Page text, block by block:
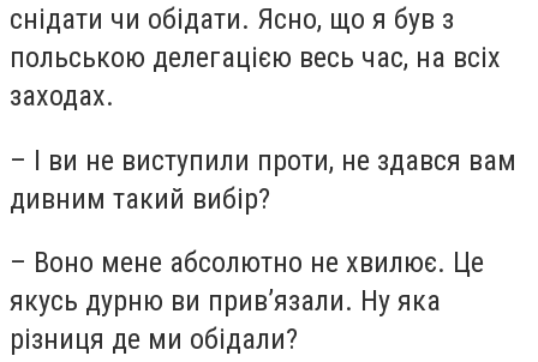
снідати чи обідати. Ясно, що я був з
польською делегацією весь час, на всіх
заходах.
– І ви не виступили проти, не здався вам
дивним такий вибір?
– Воно мене абсолютно не хвилює. Це
якусь дурню ви прив’язали. Ну яка
різниця де ми обідали?